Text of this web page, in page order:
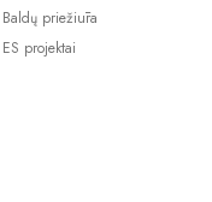
Baldų priežiūra
ES projektai